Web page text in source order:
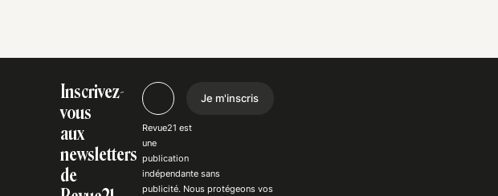
Inscrivez-
vous
aux
newsletters
de
Je m'inscris
Revue21 est
une
publication
indépendantesans
publicité. Nousprotégeons vos